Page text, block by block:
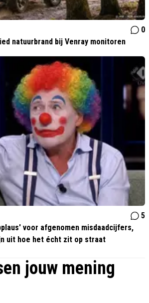
0
natuurbrand bij Venray monitoren
5
voor afgenomen misdaadcijfers,
uit hoe het écht zit op straat
jouw mening